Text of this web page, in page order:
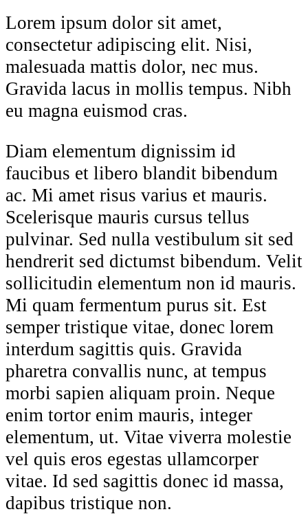
Lorem ipsum dolor sit amet,
consectetur adipiscing elit. Nisi,
malesuada mattis dolor, nec mus.
Gravida lacus in mollis tempus. Nibh
eu magna euismod cras.
Diam elementum dignissim id
faucibus et libero blandit bibendum
ac. Mi amet risus varius et mauris.
Scelerisque mauris cursus tellus
pulvinar. Sed nulla vestibulum sit sed
hendrerit sed dictumst bibendum. Velit
sollicitudin elementum non id mauris.
Mi quam fermentum purus sit. Est
semper tristique vitae, donec lorem
interdum sagittis quis. Gravida
pharetra convallis nunc, at tempus
morbi sapien aliquam proin. Neque
enim tortor enim mauris, integer
elementum, ut. Vitae viverra molestie
vel quis eros egestas ullamcorper
vitae. Id sed sagittis donec id massa,
dapibus tristique non.